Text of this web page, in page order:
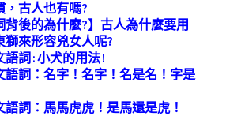
，古人也有嗎?
背後的為什麼?】古人為什麼要用
獅來形容兇女人呢?
語詞:小犬的用法!
語詞：名字！名字！名是名！字是
語詞：馬馬虎虎！是馬還是虎！